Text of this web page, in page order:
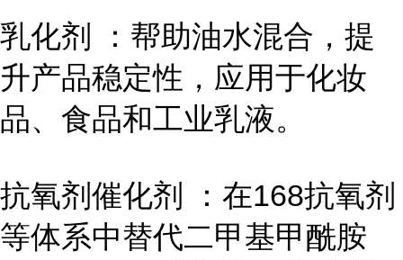
乳化剂 ：帮助油水混合，提
升产品稳定性，应用于化妆
品、食品和工业乳液。
抗氧剂催化剂 ：在168抗氧剂
等体系中替代二甲基甲酰胺